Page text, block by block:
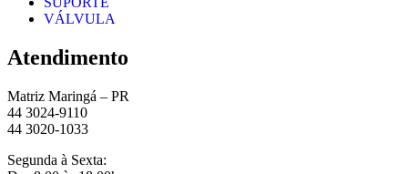
VÁLVULA
Atendimento
Matriz Maringá – PR
44 3024-9110
44 3020-1033
Segunda à Sexta: